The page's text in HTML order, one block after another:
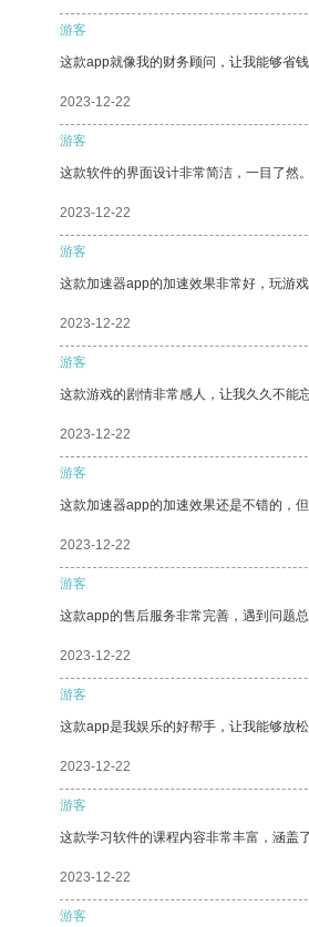
游客
这款app就像我的财务顾问，让我能够省钱
2023-12-22
游客
这款软件的界面设计非常简洁，一目了然。
2023-12-22
游客
这款加速器app的加速效果非常好，玩游
2023-12-22
游客
这款游戏的剧情非常感人，让我久久不能忘
2023-12-22
游客
这款加速器app的加速效果还是不错的，
2023-12-22
游客
这款app的售后服务非常完善，遇到问题
2023-12-22
游客
这款app是我娱乐的好帮手，让我能够放松
2023-12-22
游客
这款学习软件的课程内容非常丰富，涵盖
2023-12-22
游客